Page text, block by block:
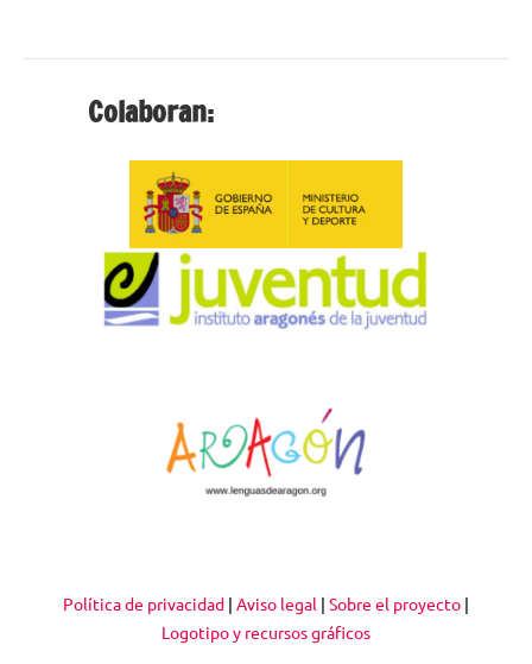
Colaboran:
Política de privacidad | Aviso legal | Sobre el proyecto |
Logotipo y recursos gráficos